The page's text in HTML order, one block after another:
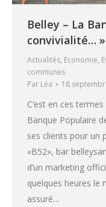
Belley – La
convivialité… »
Actualités, Economie,
communes
Par Léa 18
C’est en ces
Banque Populaire
ses clients pour un
«B52», bar
d’un marketing
quelques heures le
assuré…